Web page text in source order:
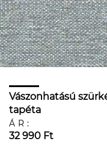
Vászonhatású
tapéta
ÁR:
32 990 Ft